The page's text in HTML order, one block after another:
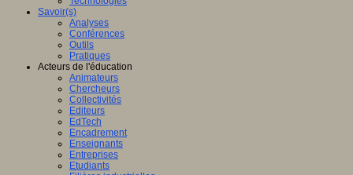
Savoir(s)
Analyses
Conférences
Outils
Pratiques
Acteurs de l'éducation
Animateurs
Chercheurs
Collectivités
Editeurs
EdTech
Encadrement
Enseignants
Entreprises
Etudiants